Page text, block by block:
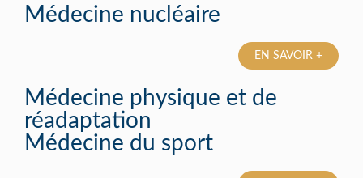
Médecine nucléaire
EN SAVOIR +
Médecine physique et de
réadaptation
Médecine du sport